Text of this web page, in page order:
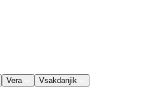
Vera
Vsakdanjik